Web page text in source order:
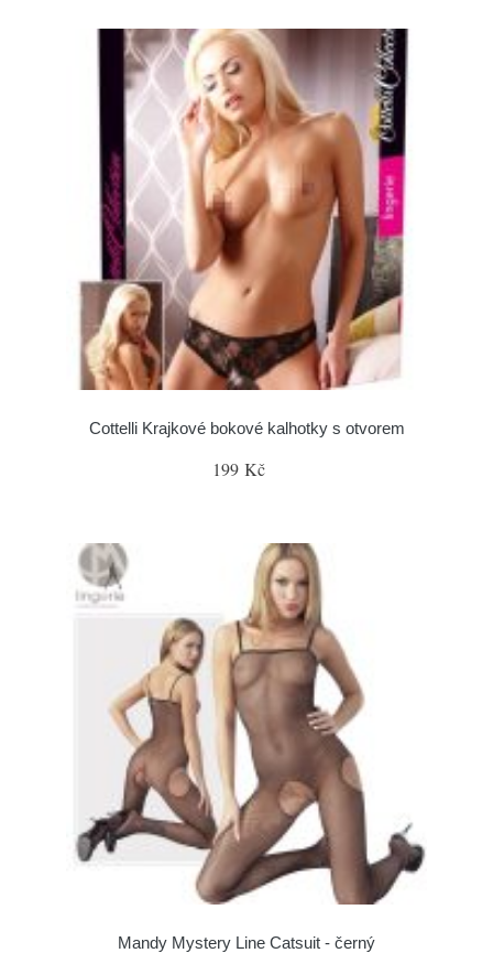
Cottelli Krajkové bokové kalhotky s otvorem
199 Kč
Mandy Mystery Line Catsuit - černý